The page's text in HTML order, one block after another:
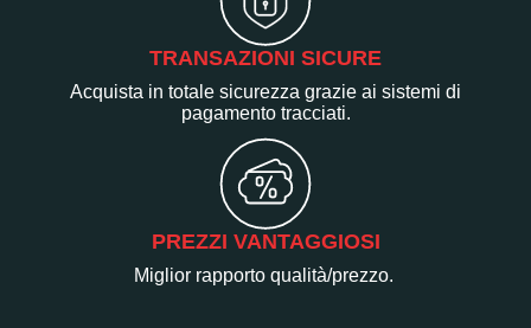
TRANSAZIONI SICURE
Acquista in totale sicurezza grazie ai sistemi di
pagamento tracciati.
PREZZI VANTAGGIOSI
Miglior rapporto qualità/prezzo.